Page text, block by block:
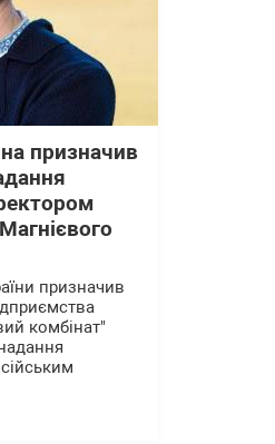
призначив
призначив
комбінат"